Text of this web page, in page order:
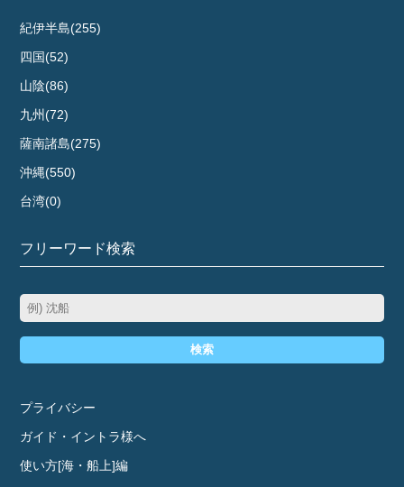
紀伊半島(255)
四国(52)
山陰(86)
九州(72)
薩南諸島(275)
沖縄(550)
台湾(0)
フリーワード検索
検索
プライバシー
ガイド・イントラ様へ
使い方[海・船上]編